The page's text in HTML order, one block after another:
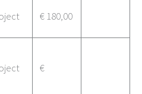
€ 180,00
€